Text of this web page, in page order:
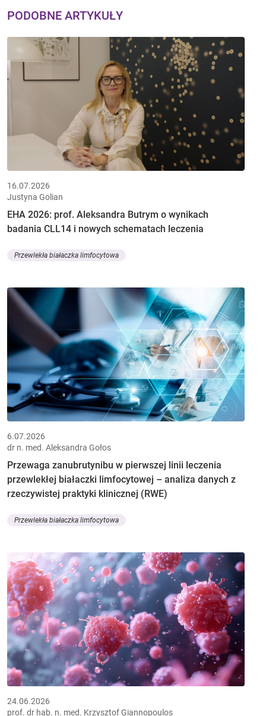
PODOBNE ARTYKUŁY
16.07.2026
Justyna Golian
EHA 2026: prof. Aleksandra Butrym o wynikach
badania CLL14 i nowych schematach leczenia
Przewlekła białaczka limfocytowa
6.07.2026
dr n. med. Aleksandra Gołos
Przewaga zanubrutynibu w pierwszej linii leczenia
przewlekłej białaczki limfocytowej – analiza danych z
rzeczywistej praktyki klinicznej (RWE)
Przewlekła białaczka limfocytowa
24.06.2026
prof. dr hab. n. med. Krzysztof Giannopoulos